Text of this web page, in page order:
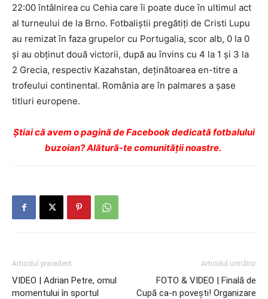
22:00 întâlnirea cu Cehia care îi poate duce în ultimul act
al turneului de la Brno. Fotbaliştii pregătiţi de Cristi Lupu
au remizat în faza grupelor cu Portugalia, scor alb, 0 la 0
şi au obţinut două victorii, după au învins cu 4 la 1 şi 3 la
2 Grecia, respectiv Kazahstan, deţinătoarea en-titre a
trofeului continental. România are în palmares a şase
titluri europene.
Ştiai că avem o pagină de Facebook dedicată fotbalului
buzoian? Alătură-te comunității noastre.
Articolul precedent
VIDEO | Adrian Petre, omul
momentului în sportul
Articolul următor
FOTO & VIDEO | Finală de
Cupă ca-n poveşti! Organizare